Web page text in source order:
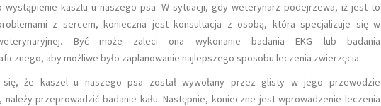
wystąpienie kaszlu u naszego psa. W sytuacji, gdy weterynarz podejrzewa, iż jest to
z sercem, konieczna jest konsultacja z osobą, która specjalizuje się w
Być może zaleci ona wykonanie badania EKG lub badania
aby możliwe było zaplanowanie najlepszego sposobu leczenia zwierzęcia.
się, że kaszel u naszego psa został wywołany przez glisty w jego przewodzie
należy przeprowadzić badanie kału. Następnie, konieczne jest wprowadzenie leczenia